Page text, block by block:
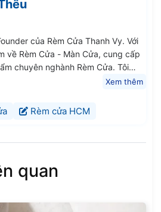
của Rèm Cửa Thanh Vy. Với
về Rèm Cửa - Màn Cửa, cung cấp
chuyên nghành Rèm Cửa. Tôi
chia sẻ trung thực và chất lượng
Anh Chị Em và các Bạn.
Xem thêm
Rèm cửa HCM
quan